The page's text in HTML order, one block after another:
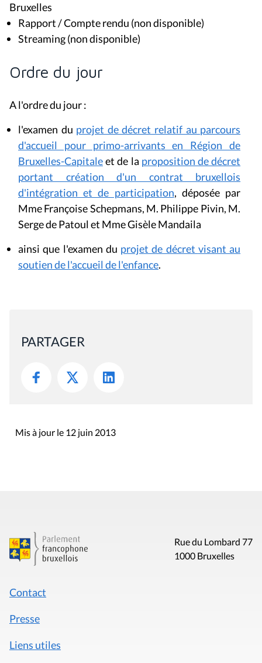
Bruxelles
Rapport / Compte rendu (non disponible)
Streaming (non disponible)
Ordre du jour
A l'ordre du jour :
l'examen du projet de décret relatif au parcours
d'accueil pour primo-arrivants en Région de
Bruxelles-Capitaleet de la proposition de décret
portant création d'un contrat bruxellois
d'intégration et de participation, déposée par
Mme Françoise Schepmans, M. Philippe Pivin, M.
Serge de Patoul et Mme Gisèle Mandaila
ainsi que l'examen du projet de décret visant au
soutien de l'accueil de l'enfance.
PARTAGER
Mis à jour le 12 juin 2013
Rue du Lombard 77
1000 Bruxelles
Contact
Presse
Liens utiles